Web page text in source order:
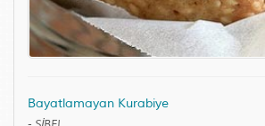
Bayatlamayan Kurabiye